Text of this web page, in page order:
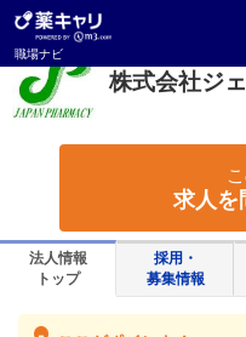
職場ナビ
薬キャリ 職場ナビ
株式会社ジ
求人を
法人情報
トップ
採用・
募集情報